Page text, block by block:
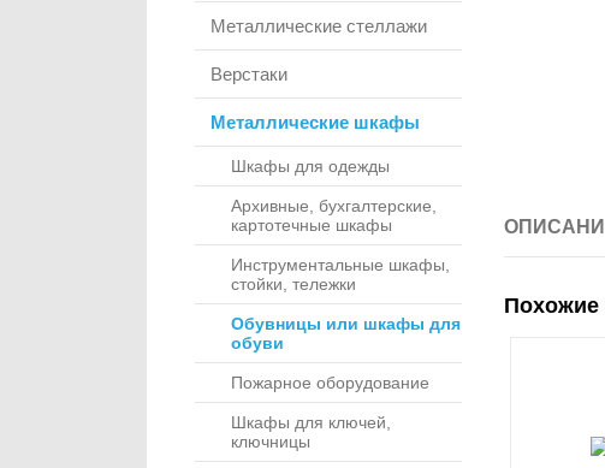
Металлические стеллажи
Верстаки
Металлические шкафы
Шкафы для одежды
Архивные, бухгалтерские,
картотечные шкафы
Инструментальные шкафы,
стойки, тележки
Обувницы или шкафы для
обуви
Пожарное оборудование
Шкафы для ключей,
ключницы
Похожие